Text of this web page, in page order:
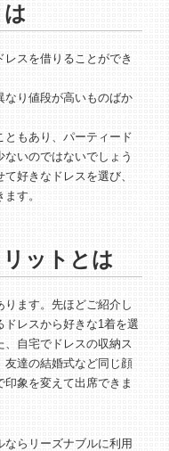
スを借りることができ
なり値段が高いものばか
ともあり、パーティード
いのではないでしょう
好きなドレスを選び、
す。
ットとは
ます。先ほどご紹介し
レスから好きな1着を選
自宅でドレスの収納ス
友達の結婚式など同じ顔
象を変えて出席できま
らリーズナブルに利用